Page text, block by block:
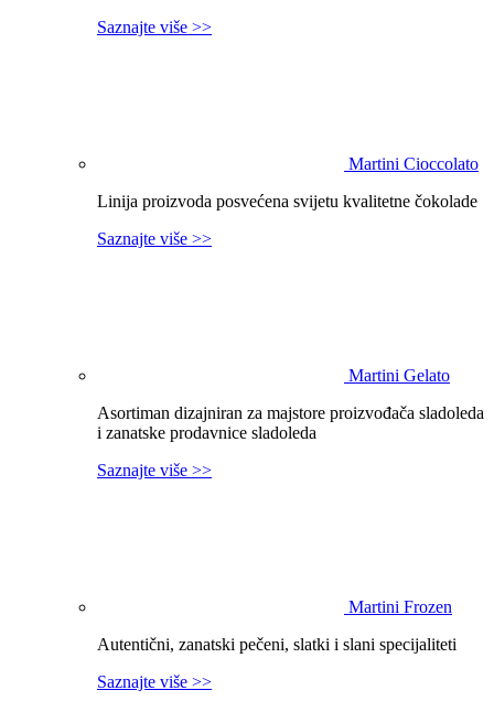
Saznajte više >>
Martini Cioccolato
Linija proizvoda posvećena svijetu kvalitetne čokolade
Saznajte više >>
Martini Gelato
Asortiman dizajniran za majstore proizvođača sladoleda
i zanatske prodavnice sladoleda
Saznajte više >>
Martini Frozen
Autentični, zanatski pečeni, slatki i slani specijaliteti
Saznajte više >>